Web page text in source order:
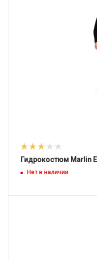
Гидрокостюм Marlin
Нет в наличии